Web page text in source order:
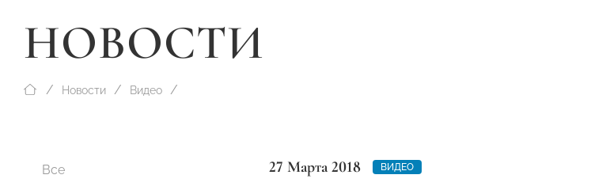
НОВОСТИ
Новости Видео
Все
27 Марта 2018 ВИДЕО